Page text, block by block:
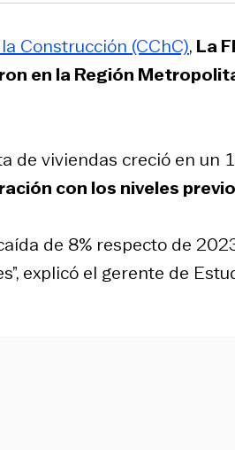
Construcción (CChC), La
en la Región
de viviendas creció en un
con los niveles
de 8% respecto de
explicó el gerente de